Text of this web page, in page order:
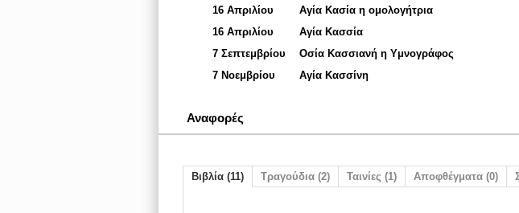
16 Απριλίου Αγία Κασία η ομολογήτρια
16 Απριλίου
Αγία Κασσία
7 Σεπτεμβρίου
Οσία Κασσιανή η Υμνογράφος
7 Νοεμβρίου
Αγία Κασσίνη
Αναφορές
Βιβλία (11) Τραγούδια (2) Ταινίες (1) Αποφθέγματα (0)